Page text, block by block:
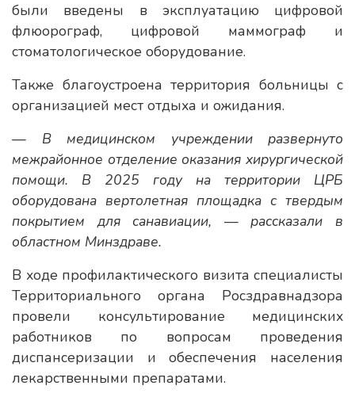
были введены в эксплуатацию цифровой
флюорограф, цифровой маммограф и
стоматологическое оборудование.
Также благоустроена территория больницы с
организацией мест отдыха и ожидания.
— В медицинском учреждении развернуто
межрайонное отделение оказания хирургической
помощи. В 2025 году на территории ЦРБ
оборудована вертолетная площадка с твердым
покрытием для санавиации, — рассказали в
областном Минздраве.
В ходе профилактического визита специалисты
Территориального органа Росздравнадзора
провели консультирование медицинских
работников по вопросам проведения
диспансеризации и обеспечения населения
лекарственными препаратами.